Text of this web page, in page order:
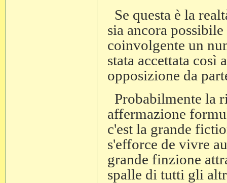
Se questa è la
sia ancora possibile
coinvolgente un
stata accettata così
opposizione da
Probabilmente la
affermazione
c'est la grande
s'efforce de vivre
grande finzione
spalle di tutti gli